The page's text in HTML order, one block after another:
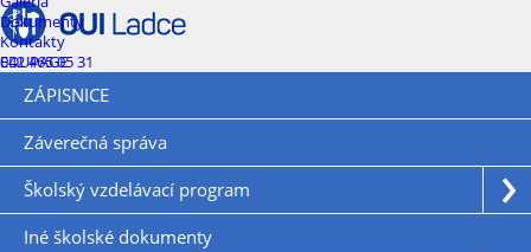
Dokumenty
Kontakty
EDUPAGE
042 465 05 31
ZÁPISNICE
Záverečná správa
Školský vzdelávací program
Iné školské dokumenty